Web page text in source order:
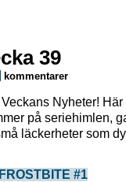
39
kommentarer
Nyheter! Här
på seriehimlen,
läckerheter som
FROSTBITE #1